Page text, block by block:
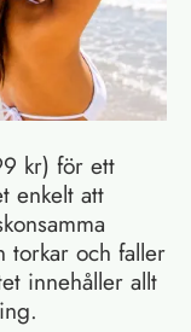
kr) för ett
enkelt att
torkar och faller
innehåller allt